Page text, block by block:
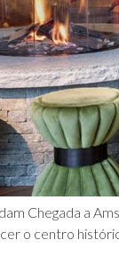
Chegada a
o centro